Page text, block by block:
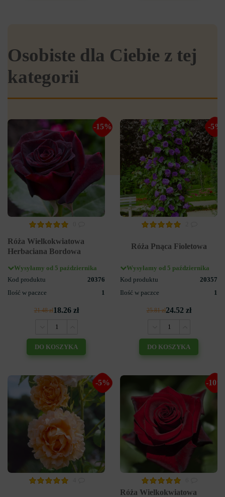
Osobiste dla Ciebie z tej
kategorii
-15%
Róża Wielkokwiatowa
Herbaciana Bordowa
Wysyłamy od 5 października
Kod produktu
20376
Ilość w paczce
1
21.48 zł18.26 zł
DO KOSZYKA
-5%
Róża Pnąca Fioletowa
Wysyłamy od 5 października
Kod produktu
20357
Ilość w paczce
1
25.81 zł24.52 zł
DO KOSZYKA
-5% -10%
Róża Wielkokwiatowa